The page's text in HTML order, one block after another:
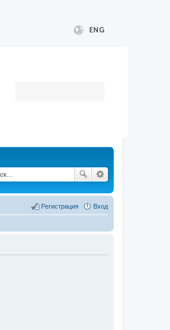
ENG
Вход
Регистрация